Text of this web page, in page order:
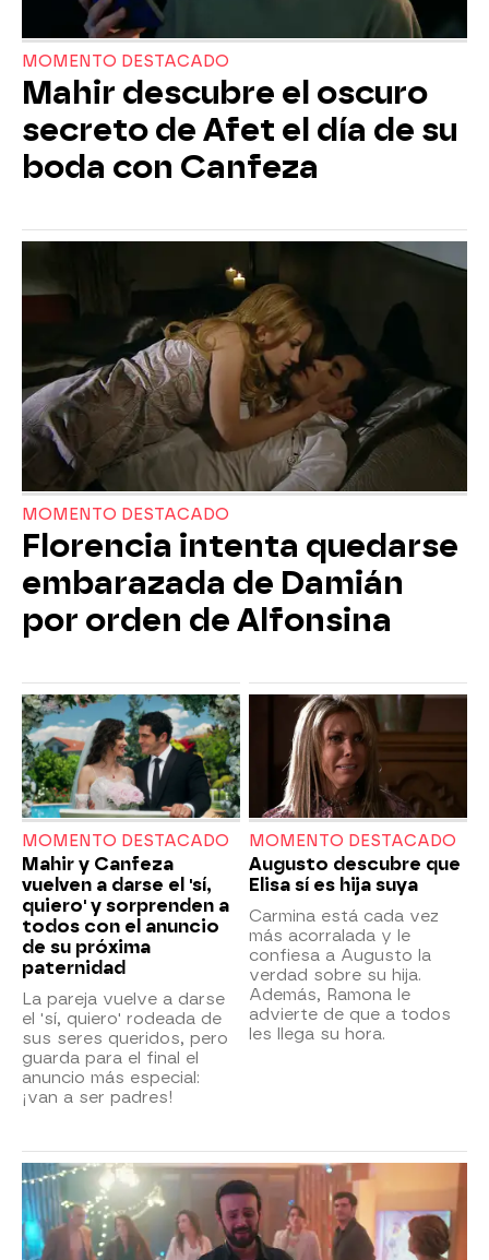
MOMENTO DESTACADO
Mahir descubre el oscuro
secreto de Afet el día de su
boda con Canfeza
MOMENTO DESTACADO
Florencia intenta quedarse
embarazada de Damián
por orden de Alfonsina
MOMENTO DESTACADO
Mahir y Canfeza
vuelven a darse el 'sí,
quiero' y sorprenden a
todos con el anuncio
de su próxima
paternidad
La pareja vuelve a darse
el 'sí, quiero' rodeada de
sus seres queridos, pero
guarda para el final el
anuncio más especial:
¡van a ser padres!
MOMENTO DESTACADO
Augusto descubre que
Elisa sí es hija suya
Carmina está cada vez
más acorralada y le
confiesa a Augusto la
verdad sobre su hija.
Además, Ramona le
advierte de que a todos
les llega su hora.